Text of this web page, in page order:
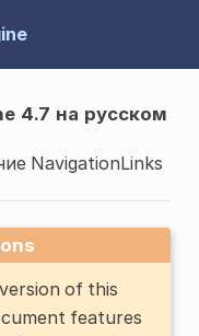
4.7 на русском
NavigationLinks
of this
features